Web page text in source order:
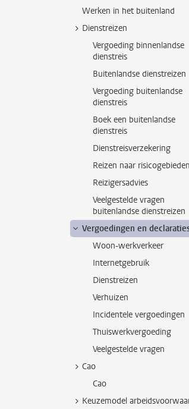
Werken in het buitenland
Dienstreizen
Vergoeding binnenlandse
dienstreis
Buitenlandse dienstreizen
Vergoeding buitenlandse
dienstreis
Boek een buitenlandse
dienstreis
Dienstreisverzekering
Reizen naar risicogebieden
Reizigersadvies
Veelgestelde vragen
buitenlandse dienstreizen
Vergoedingen en
Woon-werkverkeer
Internetgebruik
Dienstreizen
Verhuizen
Incidentele vergoedingen
Thuiswerkvergoeding
Veelgestelde vragen
Cao
Cao
Keuzemodel